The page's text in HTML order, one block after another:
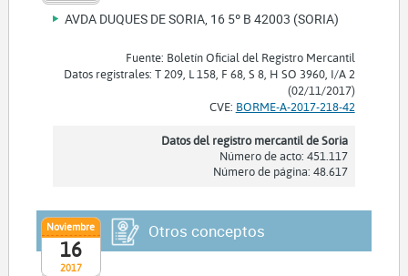
AVDA DUQUES DE SORIA, 16 5º B 42003 (SORIA)
Fuente: Boletín Oficial del Registro Mercantil
Datos registrales: T 209, L 158, F 68, S 8, H SO 3960, I/A 2
(02/11/2017)
CVE: BORME-A-2017-218-42
Datos del registro mercantil de Soria
Número de acto: 451.117
Número de página: 48.617
2017
Noviembre
16
Otros conceptos